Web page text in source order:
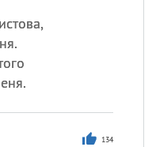
134
празднуют именины